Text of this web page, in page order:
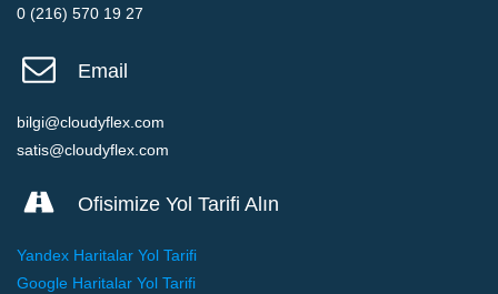
0 (216) 570 19 27
Email
bilgi@cloudyflex.com
satis@cloudyflex.com
Ofisimize Yol Tarifi Alın
Yandex Haritalar Yol Tarifi
Google Haritalar Yol Tarifi